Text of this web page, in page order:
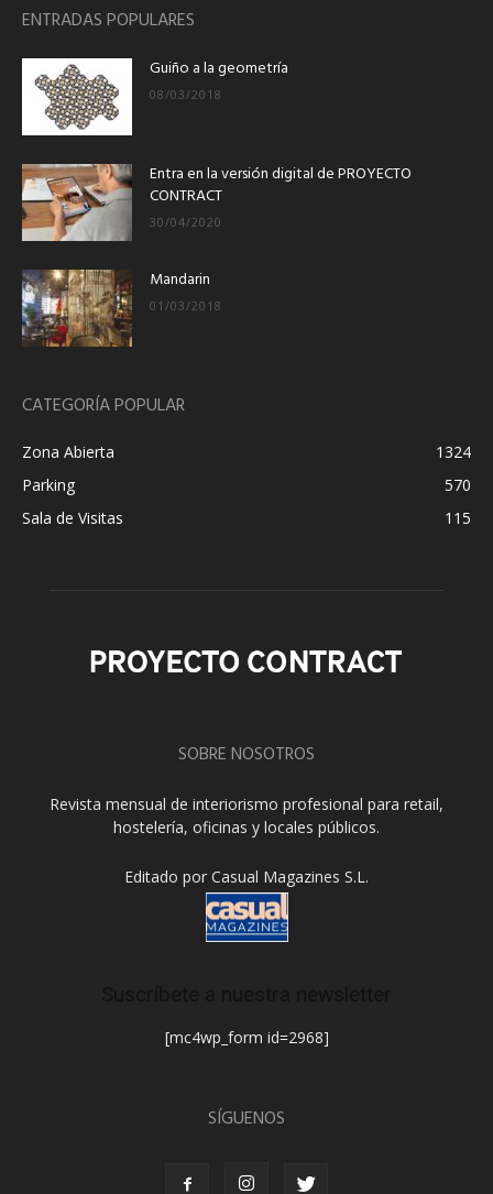
ENTRADAS POPULARES
Guiño a la geometría
08/03/2018
Entra en la versión digital de PROYECTO
CONTRACT
30/04/2020
Mandarin
01/03/2018
CATEGORÍA POPULAR
Zona Abierta
1324
Parking
570
Sala de Visitas
115
SOBRE NOSOTROS
Revista mensual de interiorismo profesional para retail,
hostelería, oficinas y locales públicos.
Editado por Casual Magazines S.L.
[mc4wp_form id=2968]
SÍGUENOS